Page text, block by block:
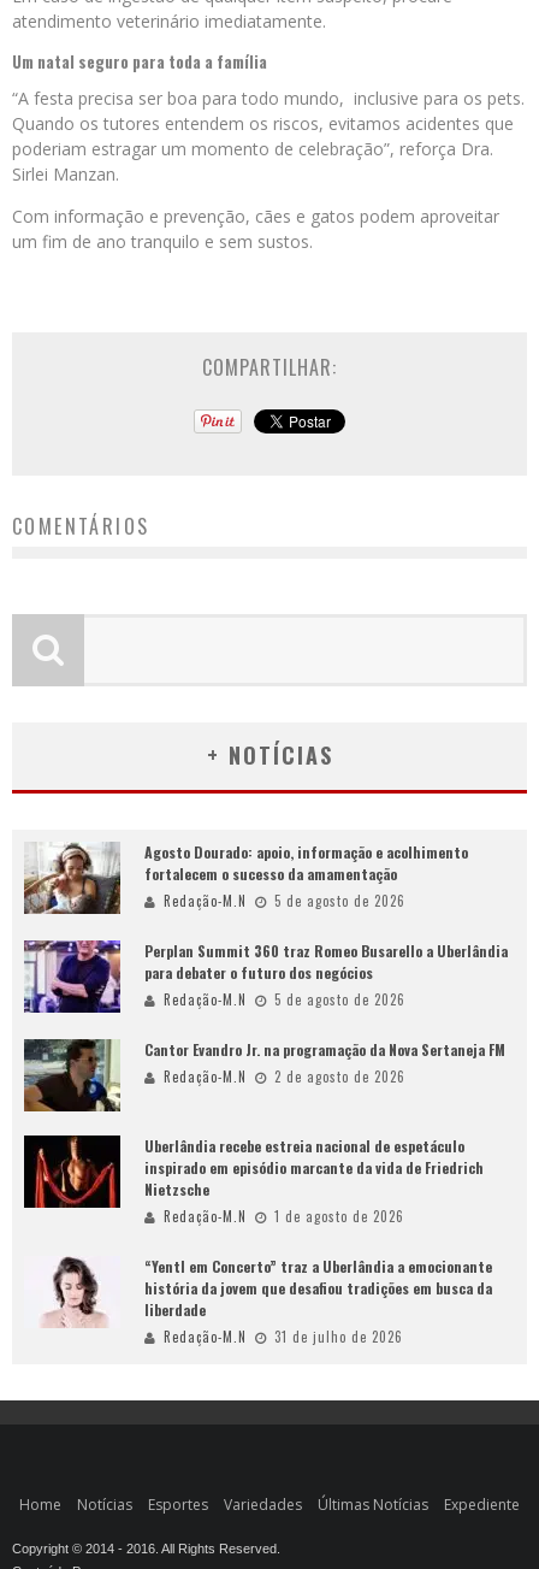
atendimento veterinário imediatamente.
Um natal seguro para toda a família
“A festa precisa ser boa para todo mundo, inclusive para os pets.
Quando os tutores entendem os riscos, evitamos acidentes que
poderiam estragar um momento de celebração”, reforça Dra.
Sirlei Manzan.
Com informação e prevenção, cães e gatos podem aproveitar
um fim de ano tranquilo e sem sustos.
COMPARTILHAR:
COMENTÁRIOS
+ NOTÍCIAS
Agosto Dourado: apoio, informação e acolhimento
fortalecem o sucesso da amamentação
Redação-M.N 5 de agosto de 2026
Perplan Summit 360 traz Romeo Busarello a Uberlândia
para debater o futuro dos negócios
Redação-M.N 5 de agosto de 2026
Cantor Evandro Jr. na programação da Nova Sertaneja FM
Redação-M.N 2 de agosto de 2026
Uberlândia recebe estreia nacional de espetáculo
inspirado em episódio marcante da vida de Friedrich
Nietzsche
Redação-M.N 1 de agosto de 2026
“Yentl em Concerto” traz a Uberlândia a emocionante
história da jovem que desafiou tradições em busca da
liberdade
Redação-M.N 31 de julho de 2026
Home Notícias Esportes Variedades Últimas Notícias Expediente
Copyright © 2014 - 2016. All Rights Reserved.